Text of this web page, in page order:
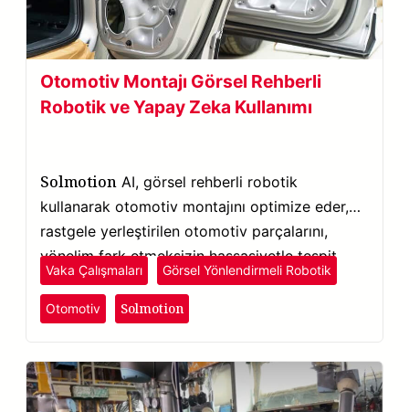
Otomotiv Montajı Görsel Rehberli
Robotik ve Yapay Zeka Kullanımı
Solmotion AI, görsel rehberli robotik
kullanarak otomotiv montajını optimize eder,
rastgele yerleştirilen otomotiv parçalarını,
yönelim fark etmeksizin hassasiyetle tespit
eder.
Vaka Çalışmaları Görsel Yönlendirmeli Robotik
Otomotiv Solmotion